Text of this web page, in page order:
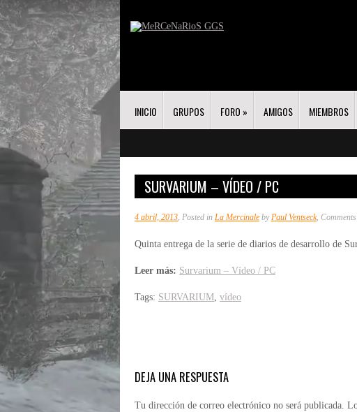
INICIO GRUPOS FORO » AMIGOS MIEMBROS
SURVARIUM – VÍDEO / PC
4 abril, 2013, Posted in La Mercinale byPaul Ventseck,
Quinta entrega de la serie de diarios de desarrollo de
Leer más: Survarium – Vídeo / PC
Tags: SURVARIUM, vídeo
DEJA UNA RESPUESTA
Tu dirección de correo electrónico no será publicada.